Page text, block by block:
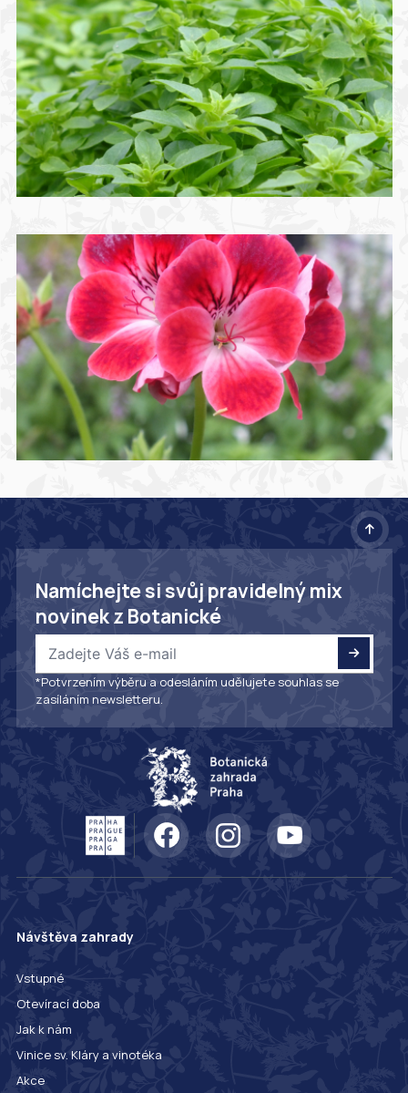
Namíchejte si svůj pravidelný mix
novinek z Botanické
*Potvrzením výběru a odesláním udělujete souhlas se
zasíláním newsletteru.
Návštěva zahrady
Vstupné
Otevírací doba
Jak k nám
Vinice sv. Kláry a vinotéka
Akce